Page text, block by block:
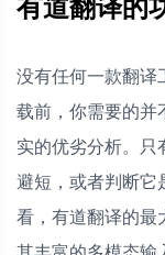
没有任何一款翻译
载前，你需要的并
实的优劣分析。
避短，或者判断它
看，有道翻译的最